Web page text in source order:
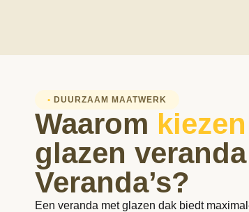
• DUURZAAM MAATWERK
Waarom kiezen
glazen
Veranda’s?
Een veranda met glazen dak biedt